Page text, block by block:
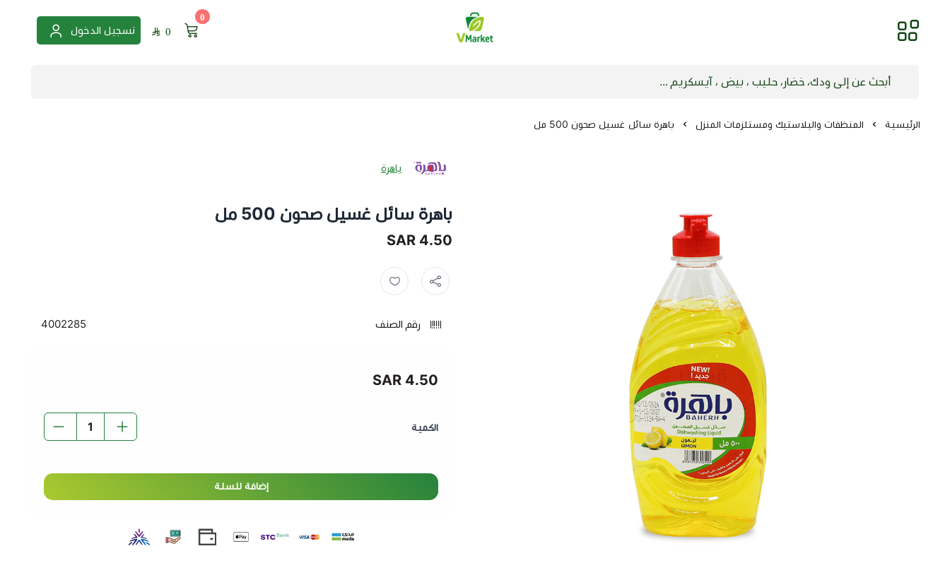
فيلج ماركت | VMarket
0
0 تسجيل الدخول
الرئيسية المنظفات والبلاستيك ومستلزمات المنزل باهرة سائل غسيل صحون 500 مل
باهرة
باهرة سائل غسيل صحون 500 مل
4.50 SAR
منظف صحون , فيري ,
رقم الصنف 4002285
الكمية
4.50 SAR
إضافة للسلة